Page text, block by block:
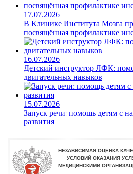
17.07.2026
В Клинике Института Мозга
посвящённая профилактике
16.07.2026
Детский инструктор ЛФК:
двигательных навыков
15.07.2026
Запуск речи: помощь детям с
развития